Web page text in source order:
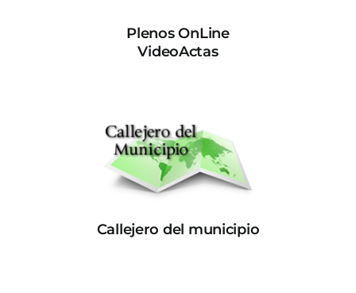
Plenos OnLine
VideoActas
Callejero del municipio